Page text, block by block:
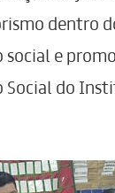
dentro
e
do